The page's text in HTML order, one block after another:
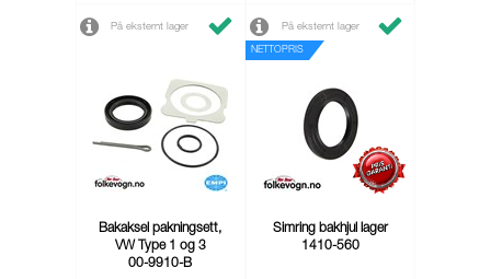
På eksternt lager
Bakaksel pakningsett,
VW Type 1 og 3
00-9910-B
NETTOPRIS
På eksternt lager
Simring bakhjul lager
1410-560